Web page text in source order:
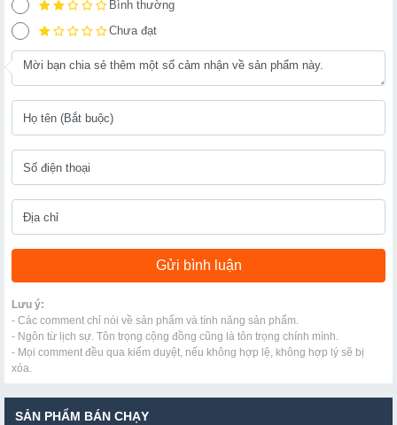
Bình thường
Chưa đạt
Lưu ý:
- Các comment chỉ nói về sản phẩm và tính năng sản phẩm.
- Ngôn từ lịch sự. Tôn trọng cộng đồng cũng là tôn trọng chính mình.
- Mọi comment đều qua kiểm duyệt, nếu không hợp lệ, không hợp lý sẽ bị
xóa.
SẢN PHẨM BÁN CHẠY